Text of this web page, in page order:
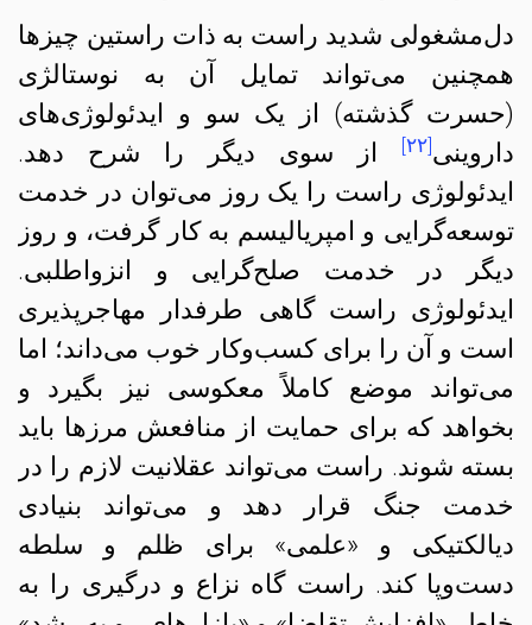
دل‌مشغولی شدید راست به ذات راستین چیزها
همچنین می‌تواند تمایل آن به نوستالژی
(حسرت گذشته) از یک سو و ایدئولوژی‌های
داروینی[۲۲]
از سوی دیگر را شرح دهد.
ایدئولوژی راست را یک روز می‌توان در خدمت
توسعه‌گرایی و امپریالیسم به کار گرفت، و روز
دیگر در خدمت صلح‌گرایی و انزواطلبی.
ایدئولوژی راست گاهی طرفدار مهاجرپذیری
است و آن را برای کسب‌و‌کار خوب می‌داند؛ اما
می‌تواند موضع کاملاً معکوسی نیز بگیرد و
بخواهد که برای حمایت از منافعش مرزها باید
بسته شوند. راست می‌تواند عقلانیت لازم را در
خدمت جنگ قرار دهد و می‌تواند بنیادی
دیالکتیکی و «علمی» برای ظلم و سلطه
دست‌و‌پا کند. راست گاه نزاع و درگیری را به